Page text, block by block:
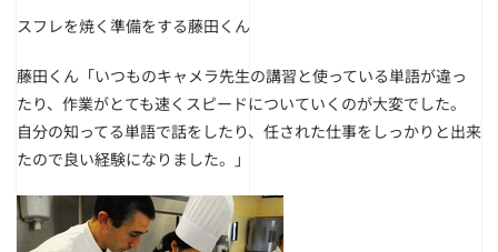
スフレを焼く準備をする藤田くん
藤田くん「いつものキャメラ先生の講習と使っている単語が違っ
たり、作業がとても速くスピードについていくのが大変でした。
自分の知ってる単語で話をしたり、任された仕事をしっかりと出来
たので良い経験になりました。」